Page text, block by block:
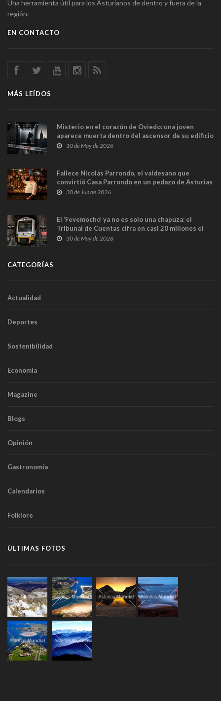
Una herramienta útil para los Asturianos de dentro y fuera de la
región.
EN CONTACTO
MÁS LEÍDOS
Misterio en el corazón de Oviedo: una joven
aparece muerta dentro del ascensor de su edificio
y las cámaras captan sus últimos minutos
10 de May de 2026
Fallece Nicolás Parrondo, el valdesano que
convirtió Casa Parrondo en un pedazo de Asturias
en Madrid
30 de Jun de 2026
El ‘Fevemocho’ ya no es solo una chapuza: el
Tribunal de Cuentas cifra en casi 20 millones el
sobrecoste de los trenes que no cabían por los
30 de May de 2026
CATEGORÍAS
Actualidad
Deportes
Sostenibilidad
Economía
Magazine
Blogs
Opinión
Gastronomía
Calendarios
Folklore
ÚLTIMAS FOTOS